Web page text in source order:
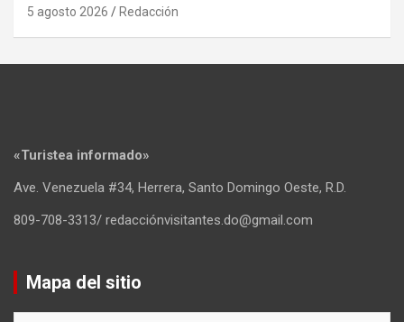
5 agosto 2026 Redacción
«Turistea informado»
Ave. Venezuela #34, Herrera, Santo Domingo Oeste, R.D.
809-708-3313/ redacciónvisitantes.do@gmail.com
Mapa del sitio